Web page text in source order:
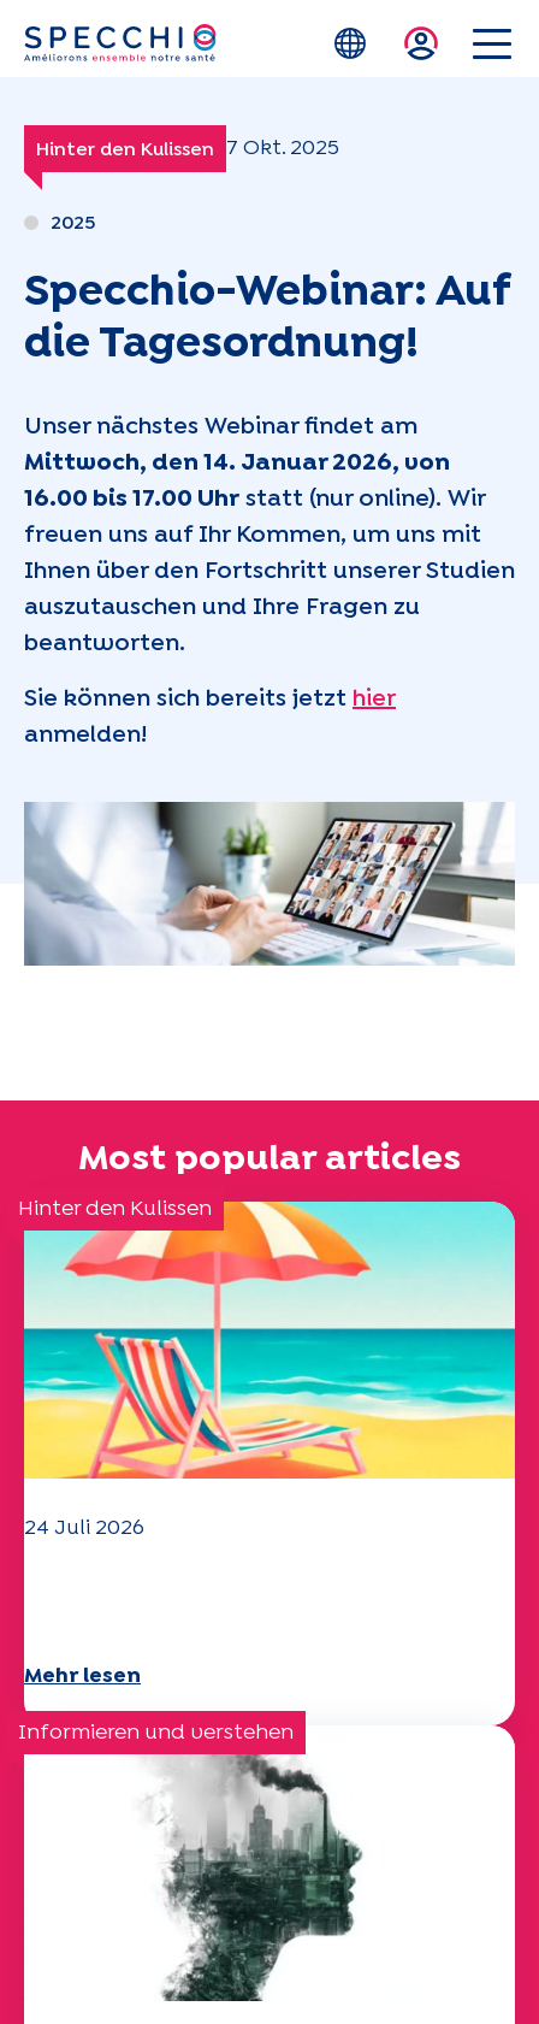
Zum Hauptinhalt springen
Hinter den Kulissen 7 Okt. 2025
2025
Specchio-Webinar: Auf
die Tagesordnung!
Unser nächstes Webinar findet am
Mittwoch, den 14. Januar 2026, von
16.00 bis 17.00 Uhr statt (nur online). Wir
freuen uns auf Ihr Kommen, um uns mit
Ihnen über den Fortschritt unserer Studien
auszutauschen und Ihre Fragen zu
beantworten.
Sie können sich bereits jetzt hier
anmelden!
Most popular articles
Hinter den Kulissen
24 Juli 2026
Mehr lesen
Informieren und verstehen